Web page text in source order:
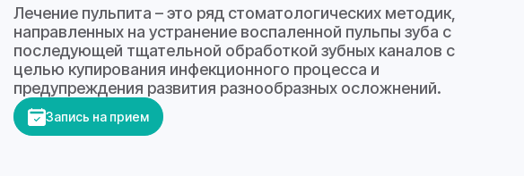
Лечение пульпита – это ряд стоматологических методик,
направленных на устранение воспаленной пульпы зуба с
последующей тщательной обработкой зубных каналов с
целью купирования инфекционного процесса и
предупреждения развития разнообразных осложнений.
Запись на прием